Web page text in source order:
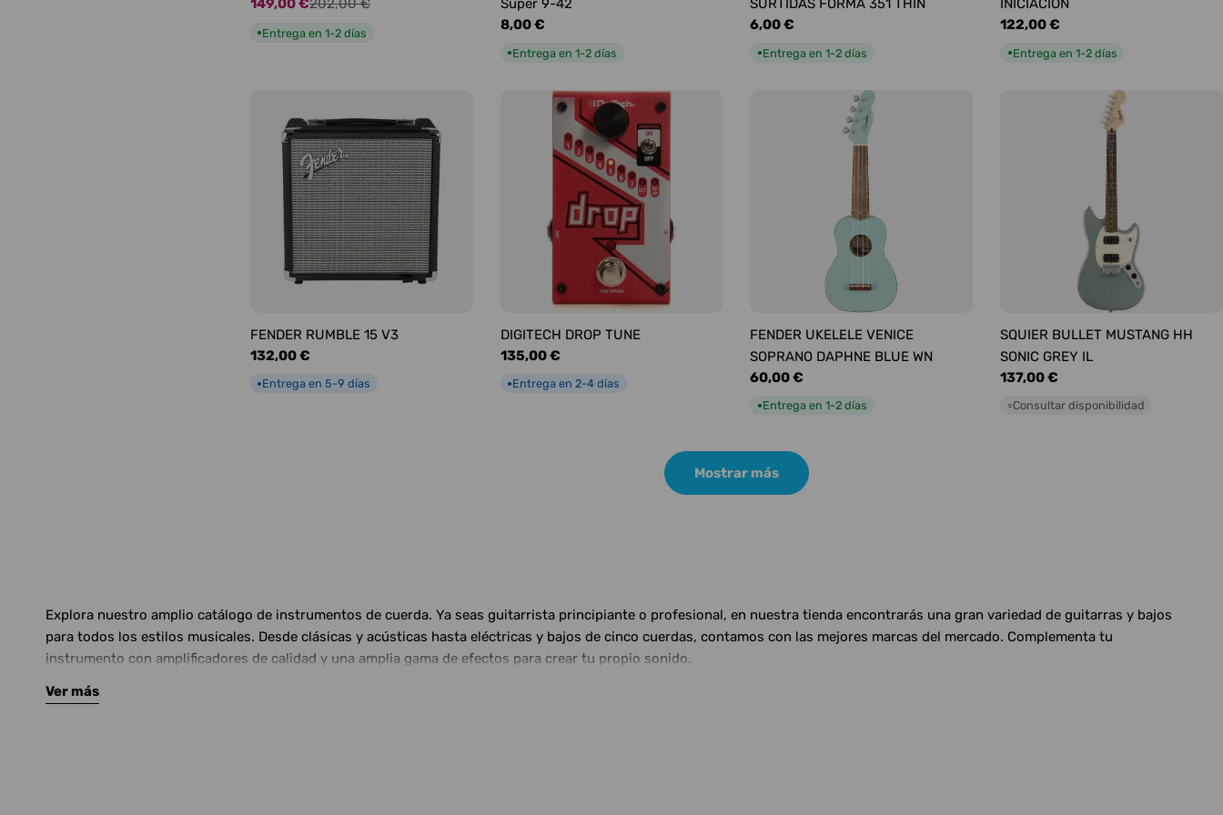
Precio
de
149,00 €
Precio
habitual
202,00 €
●Entrega en 1-2 días
Super 9-42
Precio
8,00 €
●Entrega en 1-2 días
SURTIDAS FORMA 351 THIN
Precio
6,00 €
●Entrega en 1-2 días
INICIACIÓN
Precio
122,00 €
●Entrega en 1-2 días
FENDER RUMBLE 15 V3
Precio
132,00 €
●Entrega en 5-9 días
DIGITECH DROP TUNE
Precio
135,00 €
●Entrega en 2-4 días
FENDER UKELELE VENICE
SOPRANO DAPHNE BLUE WN
Precio
60,00 €
●Entrega en 1-2 días
SQUIER BULLET MUSTANG HH
SONIC GREY IL
Precio
137,00 €
○Consultar disponibilidad
Mostrar más
Explora nuestro amplio catálogo de instrumentos de cuerda. Ya seas guitarrista principiante o profesional, en nuestra tienda encontrarás una gran variedad de guitarras y bajos
para todos los estilos musicales. Desde clásicas y acústicas hasta eléctricas y bajos de cinco cuerdas, contamos con las mejores marcas del mercado. Complementa tu
instrumento con amplificadores de calidad y una amplia gama de efectos para crear tu propio sonido.
Ver más